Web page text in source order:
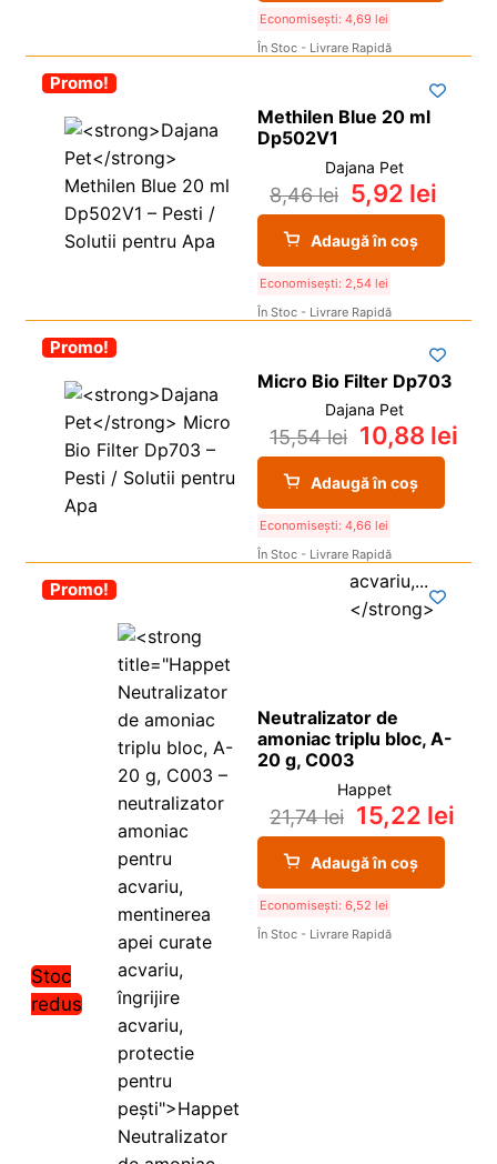
Economisești: 4,69 lei
În Stoc - Livrare Rapidă
-30%
Promo!
Methilen Blue 20 ml
Dp502V1
Dajana Pet
8,46lei 5,92 lei
Adaugă în coș
Economisești: 2,54 lei
În Stoc - Livrare Rapidă
-30%
Promo!
Micro Bio Filter Dp703
Dajana Pet
15,54lei 10,88 lei
Adaugă în coș
Economisești: 4,66 lei
În Stoc - Livrare Rapidă
Stoc
redus
-30%
Promo!
Neutralizator de
amoniac triplu bloc, A-
20 g, C003
Happet
21,74lei 15,22 lei
Adaugă în coș
Economisești: 6,52 lei
În Stoc - Livrare Rapidă